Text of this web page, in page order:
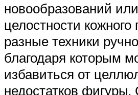
новообразований
целостности кожного
разные техники
благодаря которым
избавиться от
недостатков